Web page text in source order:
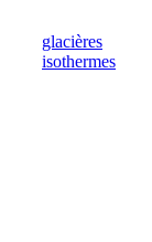
glacières
isothermes